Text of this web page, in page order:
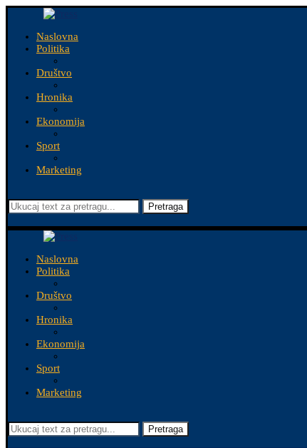
Naslovna
Politika
Društvo
Hronika
Ekonomija
Sport
Marketing
Pretraga
Naslovna
Politika
Društvo
Hronika
Ekonomija
Sport
Marketing
Pretraga